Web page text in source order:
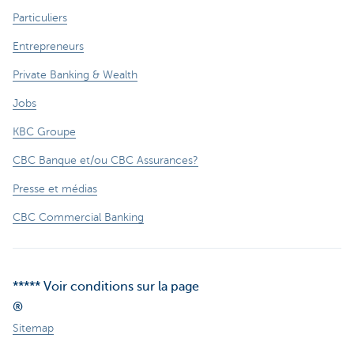
Particuliers
Entrepreneurs
Private Banking & Wealth
Jobs
KBC Groupe
CBC Banque et/ou CBC Assurances?
Presse et médias
CBC Commercial Banking
***** Voir conditions sur la page
®
Sitemap